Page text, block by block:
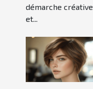
démarche créative
et...